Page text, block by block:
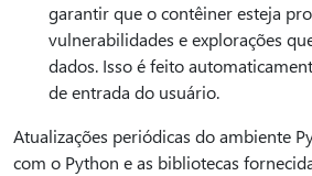
garantir que o contêiner esteja
vulnerabilidades e explorações
dados. Isso é feito
de entrada do usuário.
Atualizações periódicas do ambiente
com o Python e as bibliotecas